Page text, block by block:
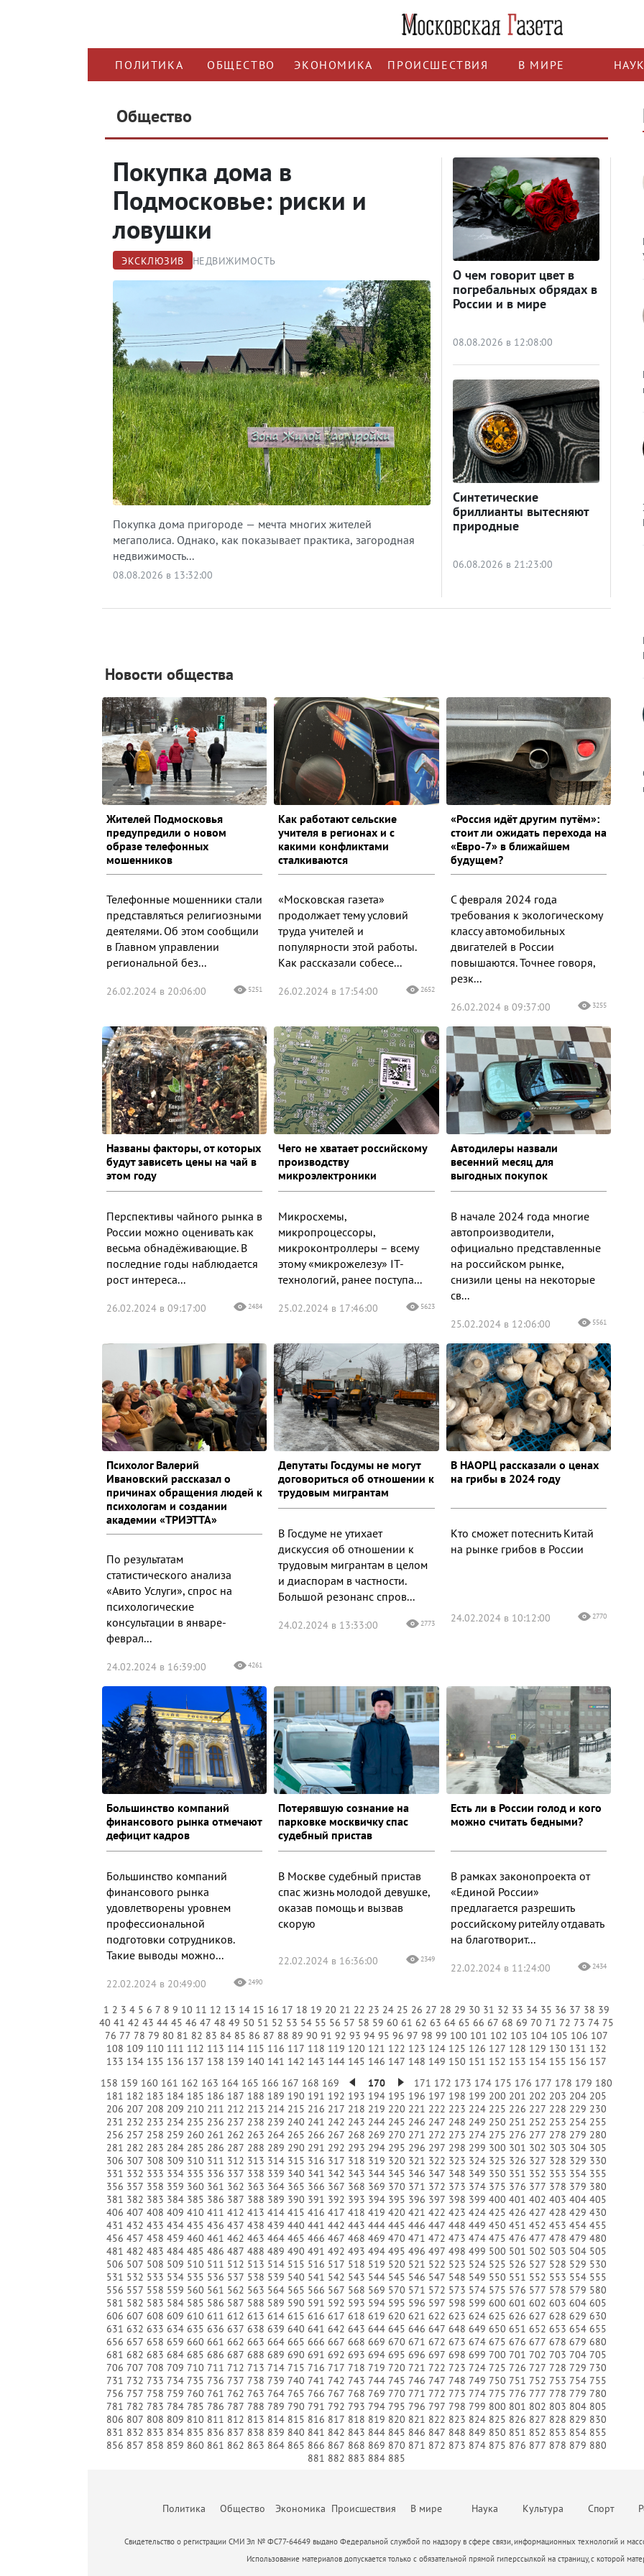
ПОЛИТИКА ОБЩЕСТВО ЭКОНОМИКА ПРОИСШЕСТВИЯ В МИРЕ
Общество
Покупка дома в
Подмосковье: риски и
ловушки
ЭКСКЛЮЗИВ НЕДВИЖИМОСТЬ
Покупка дома пригороде — мечта многих жителей
мегаполиса. Однако, как показывает практика, загородная
недвижимость...
08.08.2026 в 13:32:00
О чем говорит цвет в
погребальных обрядах в
России и в мире
08.08.2026 в 12:08:00
Синтетические
бриллианты вытесняют
природные
06.08.2026 в 21:23:00
Новости общества
Жителей Подмосковья
предупредили о новом
образе телефонных
мошенников
Телефонные мошенники стали
представляться религиозными
деятелями. Об этом сообщили
в Главном управлении
региональной без...
26.02.2024 в 20:06:00 5251
Как работают сельские
учителя в регионах и с
какими конфликтами
сталкиваются
«Московская газета»
продолжает тему условий
труда учителей и
популярности этой работы.
Как рассказали собесе...
26.02.2024 в 17:54:00 2652
«Россия идёт другим путём»:
стоит ли ожидать перехода на
«Евро-7» в ближайшем
будущем?
С февраля 2024 года
требования к экологическому
классу автомобильных
двигателей в России
повышаются. Точнее говоря,
резк...
26.02.2024 в 09:37:00 3255
Названы факторы, от которых
будут зависеть цены на чай в
этом году
Перспективы чайного рынка в
России можно оценивать как
весьма обнадёживающие. В
последние годы наблюдается
рост интереса...
26.02.2024 в 09:17:00 2484
Чего не хватает российскому
производству
микроэлектроники
Микросхемы,
микропроцессоры,
микроконтроллеры – всему
этому «микрожелезу» IT-
технологий, ранее поступа...
25.02.2024 в 17:46:00 5623
Автодилеры назвали
весенний месяц для
выгодных покупок
В начале 2024 года многие
автопроизводители,
официально представленные
на российском рынке,
снизили цены на некоторые
св...
25.02.2024 в 12:06:00 5561
Психолог Валерий
Ивановский рассказал о
причинах обращения людей к
психологам и создании
академии «ТРИЭТТА»
По результатам
статистического анализа
«Авито Услуги», спрос на
психологические
консультации в январе-
феврал...
24.02.2024 в 16:39:00 4261
Депутаты Госдумы не могут
договориться об отношении к
трудовым мигрантам
В Госдуме не утихает
дискуссия об отношении к
трудовым мигрантам в целом
и диаспорам в частности.
Большой резонанс спров...
24.02.2024 в 13:33:00 2773
В НАОРЦ рассказали о ценах
на грибы в 2024 году
Кто сможет потеснить Китай
на рынке грибов в России
24.02.2024 в 10:12:00 2770
Большинство компаний
финансового рынка отмечают
дефицит кадров
Большинство компаний
финансового рынка
удовлетворены уровнем
профессиональной
подготовки сотрудников.
Такие выводы можно...
22.02.2024 в 20:49:00 2490
Потерявшую сознание на
парковке москвичку спас
судебный пристав
В Москве судебный пристав
спас жизнь молодой девушке,
оказав помощь и вызвав
скорую
22.02.2024 в 16:36:00 2349
Есть ли в России голод и кого
можно считать бедными?
В рамках законопроекта от
«Единой России»
предлагается разрешить
российскому ритейлу отдавать
на благотворит...
22.02.2024 в 11:24:00 2434
1 2 3 4 5 6 7 8 9 10 11 12 13 14 15 16 17 18 19 20 21 22 23 24 25 26 27 28 29 30 31 32 33 34 35 36 37 38 39
40 41 42 43 44 45 46 47 48 49 50 51 52 53 54 55 56 57 58 59 60 61 62 63 64 65 66 67 68 69 70 71 72 73 74 75
76 77 78 79 80 81 82 83 84 85 86 87 88 89 90 91 92 93 94 95 96 97 98 99 100 101 102 103 104 105 106 107
108 109 110 111 112 113 114 115 116 117 118 119 120 121 122 123 124 125 126 127 128 129 130 131 132
133 134 135 136 137 138 139 140 141 142 143 144 145 146 147 148 149 150 151 152 153 154 155 156 157
158 159 160 161 162 163 164 165 166 167 168 169 170 171 172 173 174 175 176 177 178 179 180
181 182 183 184 185 186 187 188 189 190 191 192 193 194 195 196 197 198 199 200 201 202 203 204 205
206 207 208 209 210 211 212 213 214 215 216 217 218 219 220 221 222 223 224 225 226 227 228 229 230
231 232 233 234 235 236 237 238 239 240 241 242 243 244 245 246 247 248 249 250 251 252 253 254 255
256 257 258 259 260 261 262 263 264 265 266 267 268 269 270 271 272 273 274 275 276 277 278 279 280
281 282 283 284 285 286 287 288 289 290 291 292 293 294 295 296 297 298 299 300 301 302 303 304 305
306 307 308 309 310 311 312 313 314 315 316 317 318 319 320 321 322 323 324 325 326 327 328 329 330
331 332 333 334 335 336 337 338 339 340 341 342 343 344 345 346 347 348 349 350 351 352 353 354 355
356 357 358 359 360 361 362 363 364 365 366 367 368 369 370 371 372 373 374 375 376 377 378 379 380
381 382 383 384 385 386 387 388 389 390 391 392 393 394 395 396 397 398 399 400 401 402 403 404 405
406 407 408 409 410 411 412 413 414 415 416 417 418 419 420 421 422 423 424 425 426 427 428 429 430
431 432 433 434 435 436 437 438 439 440 441 442 443 444 445 446 447 448 449 450 451 452 453 454 455
456 457 458 459 460 461 462 463 464 465 466 467 468 469 470 471 472 473 474 475 476 477 478 479 480
481 482 483 484 485 486 487 488 489 490 491 492 493 494 495 496 497 498 499 500 501 502 503 504 505
506 507 508 509 510 511 512 513 514 515 516 517 518 519 520 521 522 523 524 525 526 527 528 529 530
531 532 533 534 535 536 537 538 539 540 541 542 543 544 545 546 547 548 549 550 551 552 553 554 555
556 557 558 559 560 561 562 563 564 565 566 567 568 569 570 571 572 573 574 575 576 577 578 579 580
581 582 583 584 585 586 587 588 589 590 591 592 593 594 595 596 597 598 599 600 601 602 603 604 605
606 607 608 609 610 611 612 613 614 615 616 617 618 619 620 621 622 623 624 625 626 627 628 629 630
631 632 633 634 635 636 637 638 639 640 641 642 643 644 645 646 647 648 649 650 651 652 653 654 655
656 657 658 659 660 661 662 663 664 665 666 667 668 669 670 671 672 673 674 675 676 677 678 679 680
681 682 683 684 685 686 687 688 689 690 691 692 693 694 695 696 697 698 699 700 701 702 703 704 705
706 707 708 709 710 711 712 713 714 715 716 717 718 719 720 721 722 723 724 725 726 727 728 729 730
731 732 733 734 735 736 737 738 739 740 741 742 743 744 745 746 747 748 749 750 751 752 753 754 755
756 757 758 759 760 761 762 763 764 765 766 767 768 769 770 771 772 773 774 775 776 777 778 779 780
781 782 783 784 785 786 787 788 789 790 791 792 793 794 795 796 797 798 799 800 801 802 803 804 805
806 807 808 809 810 811 812 813 814 815 816 817 818 819 820 821 822 823 824 825 826 827 828 829 830
831 832 833 834 835 836 837 838 839 840 841 842 843 844 845 846 847 848 849 850 851 852 853 854 855
856 857 858 859 860 861 862 863 864 865 866 867 868 869 870 871 872 873 874 875 876 877 878 879 880
881 882 883 884 885
Политика Общество Экономика Происшествия В мире Наука Культура Спорт
Свидетельство о регистрации СМИ Эл № ФС77-64649 выдано Федеральной службой по надзору в сфере связи, информационных технологий и
Использование материалов допускается только с обязательной прямой гиперссылкой на страницу, с которой